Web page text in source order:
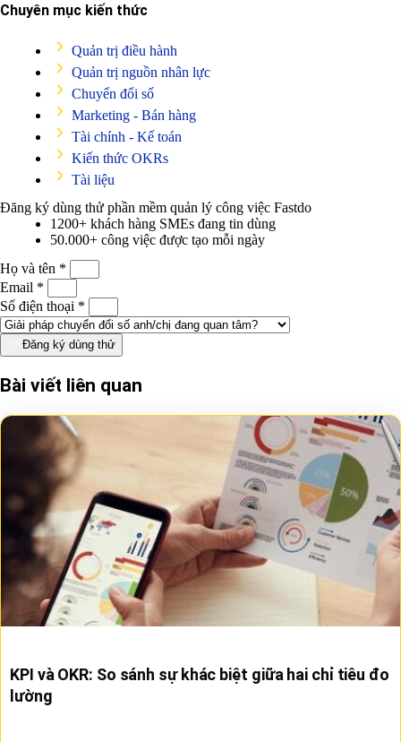
Chuyên mục kiến thức
Quản trị điều hành
Quản trị nguồn nhân lực
Chuyển đổi số
Marketing - Bán hàng
Tài chính - Kế toán
Kiến thức OKRs
Tài liệu
Đăng ký dùng thử phần mềm quản lý công việc Fastdo
1200+ khách hàng SMEs đang tin dùng
50.000+ công việc được tạo mỗi ngày
Họ và tên *
Email *
Số điện thoại *
Đăng ký dùng thử
Bài viết liên quan
KPI và OKR: So sánh sự khác biệt giữa hai chỉ tiêu đo
lường